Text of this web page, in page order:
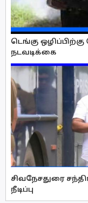
டெங்கு
நடவடிக்கை
சிவநேசதுரை
நீடிப்பு